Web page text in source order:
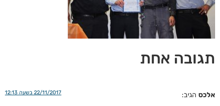
תגובה אחת
אלכס הגיב: 22/11/2017 בשעה 12:13